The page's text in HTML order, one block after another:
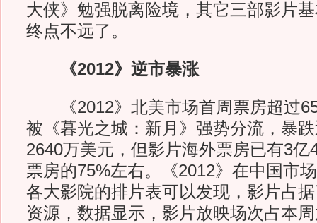
大侠》勉强脱离险境，其它三部影片
终点不远了。
《2012》逆市暴涨
《2012》北美市场首周票房超过
被《暮光之城：新月》强势分流，暴
2640万美元，但影片海外票房已有3亿
票房的75%左右。《2012》在中国市
各大影院的排片表可以发现，影片占
资源，数据显示，影片放映场次占本